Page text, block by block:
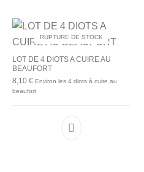
RUPTURE DE STOCK
LOT DE 4 DIOTS A CUIRE AU
BEAUFORT
8,10€ Environ les 4 diots à cuire au
beaufort